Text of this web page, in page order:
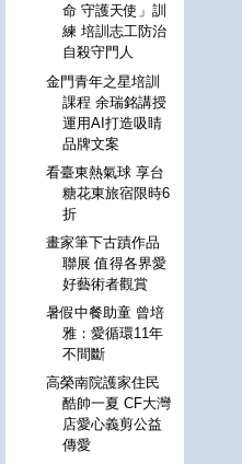
命 守護天使」訓
練 培訓志工防治
自殺守門人
金門青年之星培訓
課程 余瑞銘講授
運用AI打造吸睛
品牌文案
看臺東熱氣球 享台
糖花東旅宿限時6
折
畫家筆下古蹟作品
聯展 值得各界愛
好藝術者觀賞
暑假中餐助童 曾培
雅：愛循環11年
不間斷
高榮南院護家住民
酷帥一夏 CF大灣
店愛心義剪公益
傳愛